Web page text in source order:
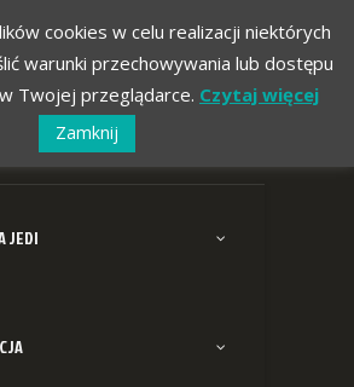
JEDI
cookies w celu realizacji niektórych
warunki przechowywania lub dostępu
Twojej przeglądarce. Czytaj więcej
Zamknij